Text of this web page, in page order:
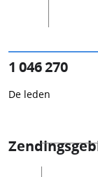
1 046 270
De leden